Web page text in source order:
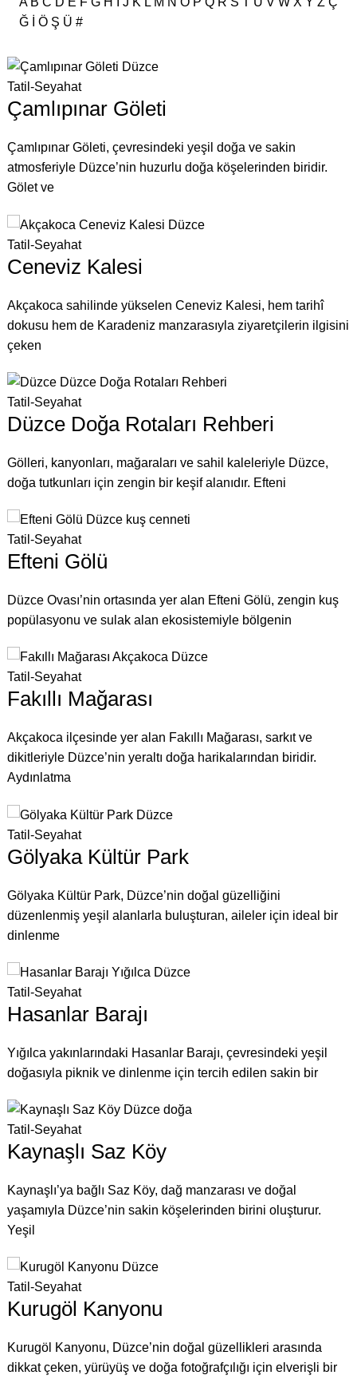
Ğ
Ö Ş Ü #
Tatil-Seyahat
Çamlıpınar Göleti
Çamlıpınar Göleti, çevresindeki yeşil doğa ve sakin
atmosferiyle Düzce’nin huzurlu doğa köşelerinden biridir.
Gölet ve
Tatil-Seyahat
Ceneviz Kalesi
Akçakoca sahilinde yükselen Ceneviz Kalesi, hem tarihî
dokusu hem de Karadeniz manzarasıyla ziyaretçilerin ilgisini
çeken
Tatil-Seyahat
Düzce Doğa Rotaları Rehberi
Gölleri, kanyonları, mağaraları ve sahil kaleleriyle Düzce,
doğa tutkunları için zengin bir keşif alanıdır. Efteni
Tatil-Seyahat
Efteni Gölü
Düzce Ovası’nin ortasında yer alan Efteni Gölü, zengin kuş
popülasyonu ve sulak alan ekosistemiyle bölgenin
Tatil-Seyahat
Fakıllı Mağarası
Akçakoca ilçesinde yer alan Fakıllı Mağarası, sarkıt ve
dikitleriyle Düzce’nin yeraltı doğa harikalarından biridir.
Aydınlatma
Tatil-Seyahat
Gölyaka Kültür Park
Gölyaka Kültür Park, Düzce’nin doğal güzelliğini
düzenlenmiş yeşil alanlarla buluşturan, aileler için ideal bir
dinlenme
Tatil-Seyahat
Hasanlar Barajı
Yığılca yakınlarındaki Hasanlar Barajı, çevresindeki yeşil
doğasıyla piknik ve dinlenme için tercih edilen sakin bir
Tatil-Seyahat
Kaynaşlı Saz Köy
Kaynaşlı’ya bağlı Saz Köy, dağ manzarası ve doğal
yaşamıyla Düzce’nin sakin köşelerinden birini oluşturur.
Yeşil
Tatil-Seyahat
Kurugöl Kanyonu
Kurugöl Kanyonu, Düzce’nin doğal güzellikleri arasında
dikkat çeken, yürüyüş ve doğa fotoğrafçılığı için elverişli bir